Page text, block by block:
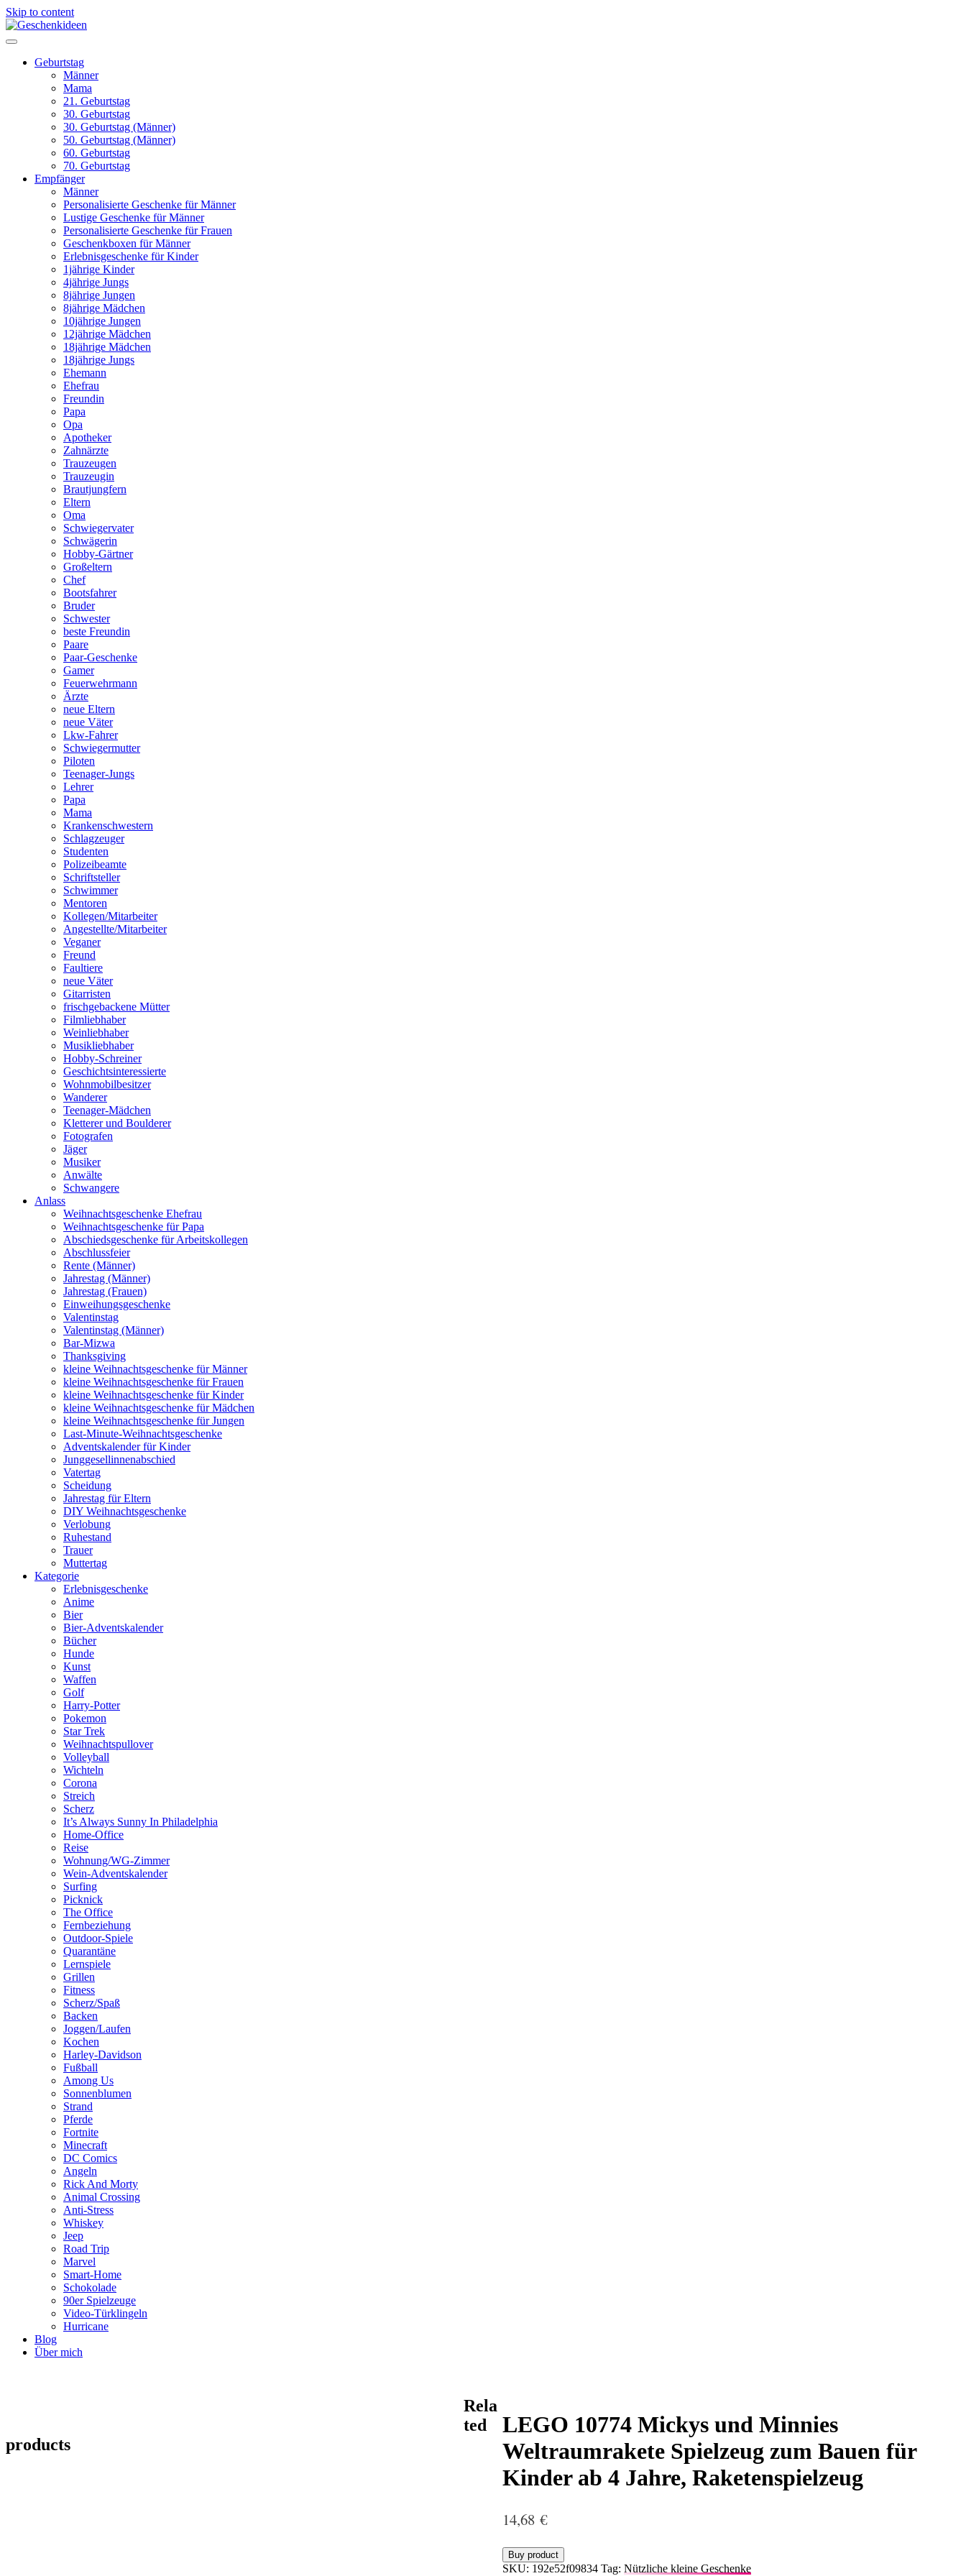
Skip to content
Geburtstag
Männer
Mama
21. Geburtstag
30. Geburtstag
30. Geburtstag (Männer)
50. Geburtstag (Männer)
60. Geburtstag
70. Geburtstag
Empfänger
Männer
Personalisierte Geschenke für Männer
Lustige Geschenke für Männer
Personalisierte Geschenke für Frauen
Geschenkboxen für Männer
Erlebnisgeschenke für Kinder
1jährige Kinder
4jährige Jungs
8jährige Jungen
8jährige Mädchen
10jährige Jungen
12jährige Mädchen
18jährige Mädchen
18jährige Jungs
Ehemann
Ehefrau
Freundin
Papa
Opa
Apotheker
Zahnärzte
Trauzeugen
Trauzeugin
Brautjungfern
Eltern
Oma
Schwiegervater
Schwägerin
Hobby-Gärtner
Großeltern
Chef
Bootsfahrer
Bruder
Schwester
beste Freundin
Paare
Paar-Geschenke
Gamer
Feuerwehrmann
Ärzte
neue Eltern
neue Väter
Lkw-Fahrer
Schwiegermutter
Piloten
Teenager-Jungs
Lehrer
Papa
Mama
Krankenschwestern
Schlagzeuger
Studenten
Polizeibeamte
Schriftsteller
Schwimmer
Mentoren
Kollegen/Mitarbeiter
Angestellte/Mitarbeiter
Veganer
Freund
Faultiere
neue Väter
Gitarristen
frischgebackene Mütter
Filmliebhaber
Weinliebhaber
Musikliebhaber
Hobby-Schreiner
Geschichtsinteressierte
Wohnmobilbesitzer
Wanderer
Teenager-Mädchen
Kletterer und Boulderer
Fotografen
Jäger
Musiker
Anwälte
Schwangere
Anlass
Weihnachtsgeschenke Ehefrau
Weihnachtsgeschenke für Papa
Abschiedsgeschenke für Arbeitskollegen
Abschlussfeier
Rente (Männer)
Jahrestag (Männer)
Jahrestag (Frauen)
Einweihungsgeschenke
Valentinstag
Valentinstag (Männer)
Bar-Mizwa
Thanksgiving
kleine Weihnachtsgeschenke für Männer
kleine Weihnachtsgeschenke für Frauen
kleine Weihnachtsgeschenke für Kinder
kleine Weihnachtsgeschenke für Mädchen
kleine Weihnachtsgeschenke für Jungen
Last-Minute-Weihnachtsgeschenke
Adventskalender für Kinder
Junggesellinnenabschied
Vatertag
Scheidung
Jahrestag für Eltern
DIY Weihnachtsgeschenke
Verlobung
Ruhestand
Trauer
Muttertag
Kategorie
Erlebnisgeschenke
Anime
Bier
Bier-Adventskalender
Bücher
Hunde
Kunst
Waffen
Golf
Harry-Potter
Pokemon
Star Trek
Weihnachtspullover
Volleyball
Wichteln
Corona
Streich
Scherz
It’s Always Sunny In Philadelphia
Home-Office
Reise
Wohnung/WG-Zimmer
Wein-Adventskalender
Surfing
Picknick
The Office
Fernbeziehung
Outdoor-Spiele
Quarantäne
Lernspiele
Grillen
Fitness
Scherz/Spaß
Backen
Joggen/Laufen
Kochen
Harley-Davidson
Fußball
Among Us
Sonnenblumen
Strand
Pferde
Fortnite
Minecraft
DC Comics
Angeln
Rick And Morty
Animal Crossing
Anti-Stress
Whiskey
Jeep
Road Trip
Marvel
Smart-Home
Schokolade
90er Spielzeuge
Video-Türklingeln
Hurricane
Blog
Über mich
LEGO 10774 Mickys und Minnies
Weltraumrakete Spielzeug zum Bauen für
Kinder ab 4 Jahre, Raketenspielzeug
14,68 €
Buy product
SKU: 192e52f09834 Tag: Nützliche kleine Geschenke
Rela
ted
products